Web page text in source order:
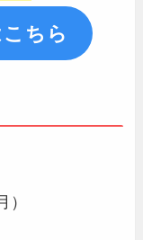
ちら